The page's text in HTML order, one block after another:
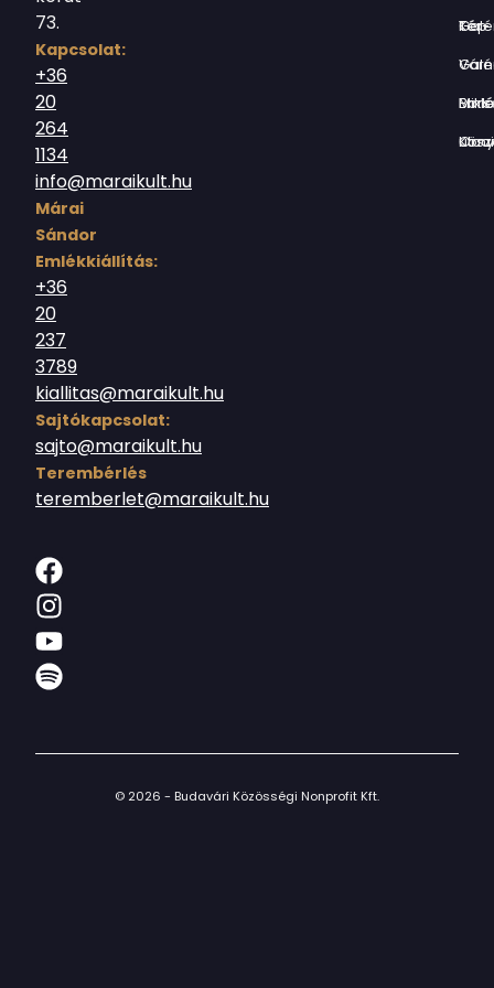
73.
Kapcsolat:
+36
20
264
1134
info@maraikult.hu
Márai
Sándor
Emlékkiállítás:
+36
20
237
3789
kiallitas@maraikult.hu
Sajtókapcsolat:
sajto@maraikult.hu
Terembérlés
teremberlet@maraikult.hu
Tér-Kép
Várnegyed
Borsos
Országház
© 2026 - Budavári Közösségi Nonprofit Kft.